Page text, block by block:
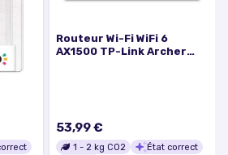
Routeur Wi-Fi WiFi 6
AX1500 TP-Link Archer
53,99 €
1 - 2 kg CO2
État correct